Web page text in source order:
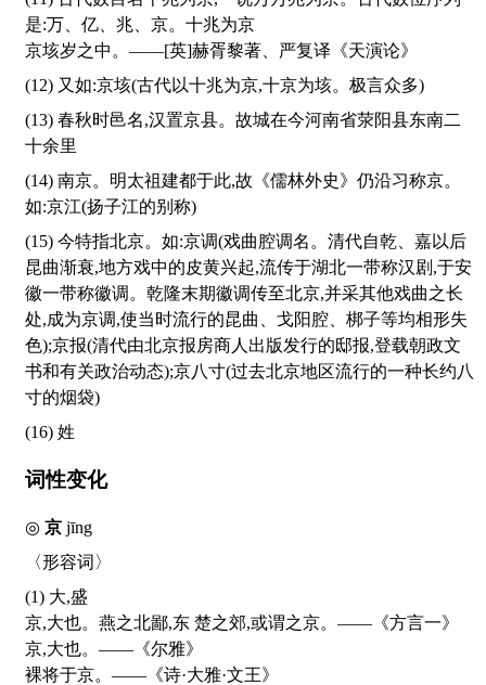
是:万、亿、兆、京。十兆为京
京垓岁之中。——[英]赫胥黎著、严复译《天演论》
(12) 又如:京垓(古代以十兆为京,十京为垓。极言众多)
(13) 春秋时邑名,汉置京县。故城在今河南省荥阳县东南二
十余里
(14) 南京。明太祖建都于此,故《儒林外史》仍沿习称京。
如:京江(扬子江的别称)
(15) 今特指北京。如:京调(戏曲腔调名。清代自乾、嘉以后
昆曲渐衰,地方戏中的皮黄兴起,流传于湖北一带称汉剧,于安
徽一带称徽调。乾隆末期徽调传至北京,并采其他戏曲之长
处,成为京调,使当时流行的昆曲、戈阳腔、梆子等均相形失
色);京报(清代由北京报房商人出版发行的邸报,登载朝政文
书和有关政治动态);京八寸(过去北京地区流行的一种长约八
寸的烟袋)
(16) 姓
词性变化
京 jīng
〈形容词〉
(1) 大,盛
京,大也。燕之北鄙,东 楚之郊,或谓之京。——《方言一》
京,大也。——《尔雅》
裸将于京。——《诗·大雅·文王》